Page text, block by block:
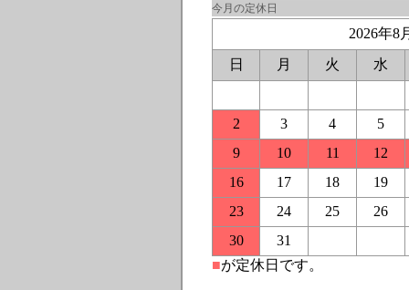
今月の定休日
2026年8
日
月 火 水
2 3 4
5
9
10 11
12
16
17 18
19
23
24 25
26
30
31
■が定休日です。